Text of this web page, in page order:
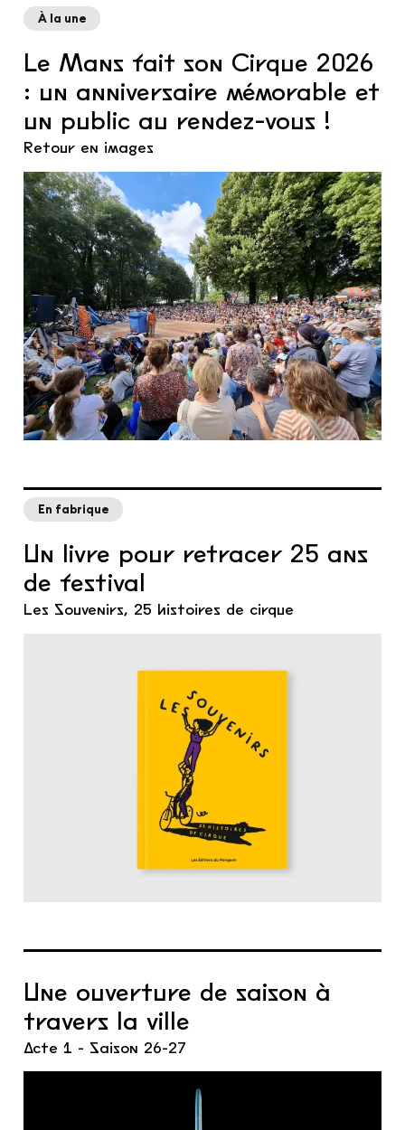
À la une
Le Mans fait son Cirque 2026
: un anniversaire mémorable et
un public au rendez-vous !
Retour en images
En fabrique
Un livre pour retracer 25 ans
de festival
Les Souvenirs, 25 histoires de cirque
Une ouverture de saison à
travers la ville
Acte 1 - Saison 26-27